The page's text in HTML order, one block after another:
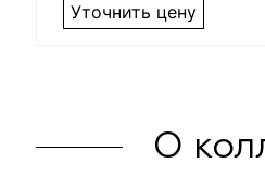
Уточнить цену
О